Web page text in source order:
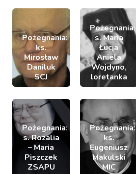
Pożegnania:
ks.
Mirosław
Daniluk
SCJ
Pożegnania:
s. Maria
Łucja
Aniela
Wojdyno,
loretanka
Pożegnania:
s. Rozalia
– Maria
Piszczek
ZSAPU
Pożegnania:
ks.
Eugeniusz
Makulski
MIC